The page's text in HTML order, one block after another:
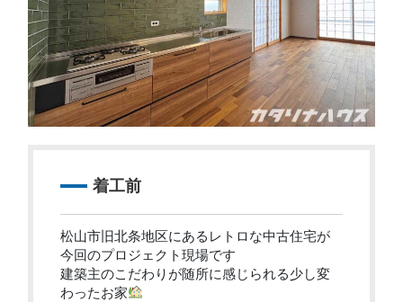
着工前
松山市旧北条地区にあるレトロな中古住宅が
今回のプロジェクト現場です
建築主のこだわりが随所に感じられる少し変
わったお家